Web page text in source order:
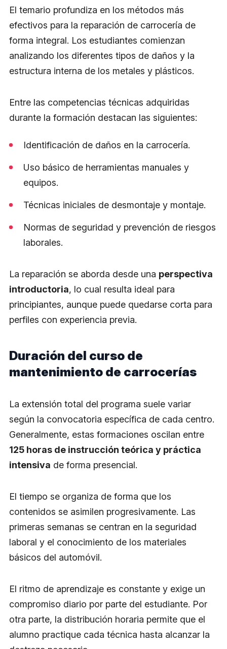
El temario profundiza en los métodos más
efectivos para la reparación de carrocería de
forma integral. Los estudiantes comienzan
analizando los diferentes tipos de daños y la
estructura interna de los metales y plásticos.
Entre las competencias técnicas adquiridas
durante la formación destacan las siguientes:
Identificación de daños en la carrocería.
Uso básico de herramientas manuales y
equipos.
Técnicas iniciales de desmontaje y montaje.
Normas de seguridad y prevención de riesgos
laborales.
La reparación se aborda desde una perspectiva
introductoria, lo cual resulta ideal para
principiantes, aunque puede quedarse corta para
perfiles con experiencia previa.
Duración del curso de
mantenimiento de carrocerías
La extensión total del programa suele variar
según la convocatoria específica de cada centro.
Generalmente, estas formaciones oscilan entre
125 horas de instrucción teórica y práctica
intensiva de forma presencial.
El tiempo se organiza de forma que los
contenidos se asimilen progresivamente. Las
primeras semanas se centran en la seguridad
laboral y el conocimiento de los materiales
básicos del automóvil.
El ritmo de aprendizaje es constante y exige un
compromiso diario por parte del estudiante. Por
otra parte, la distribución horaria permite que el
alumno practique cada técnica hasta alcanzar la